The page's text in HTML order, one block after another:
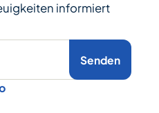
informiert
Senden